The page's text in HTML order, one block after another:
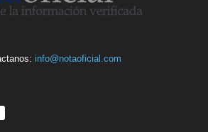
info@notaoficial.com